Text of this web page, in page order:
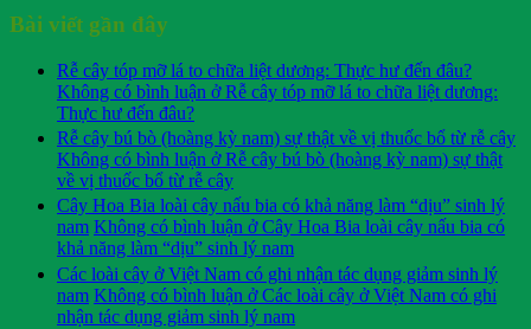
Bài viết gần đây
Rễ cây tóp mỡ lá to chữa liệt dương: Thực hư đến đâu?
Không có bình luận ở Rễ cây tóp mỡ lá to chữa liệt dương:
Thực hư đến đâu?
Rễ cây bú bò (hoàng kỳ nam) sự thật về vị thuốc bổ từ rễ cây
Không có bình luận ở Rễ cây bú bò (hoàng kỳ nam) sự thật
về vị thuốc bổ từ rễ cây
Cây Hoa Bia loài cây nấu bia có khả năng làm “dịu” sinh lý
nam Không có bình luận ở Cây Hoa Bia loài cây nấu bia có
khả năng làm “dịu” sinh lý nam
Các loài cây ở Việt Nam có ghi nhận tác dụng giảm sinh lý
nam Không có bình luận ở Các loài cây ở Việt Nam có ghi
nhận tác dụng giảm sinh lý nam